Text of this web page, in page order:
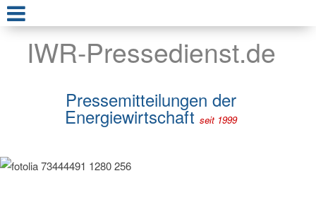
IWR-Pressedienst.de
Pressemitteilungen der
Energiewirtschaft seit 1999